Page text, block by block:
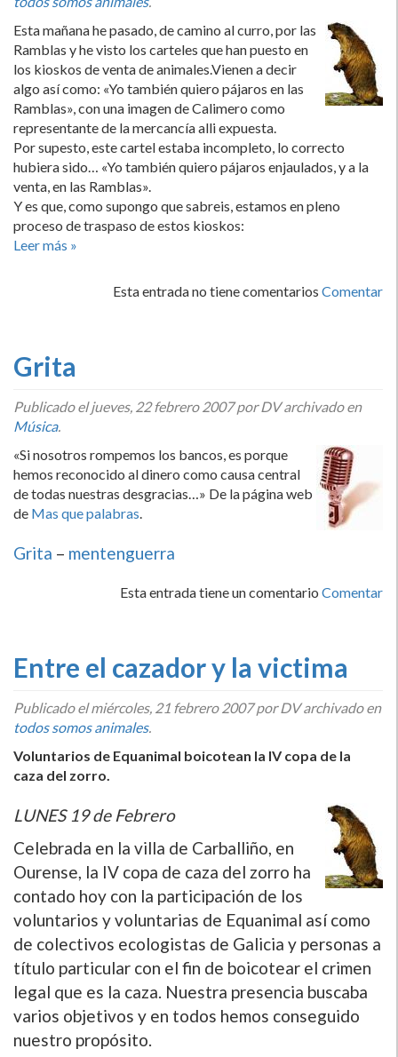
Esta mañana he pasado, de camino al curro, por las
Ramblas y he visto los carteles que han puesto en
los kioskos de venta de animales.Vienen a decir
algo así­ como: «Yo también quiero pájaros en las
Ramblas», con una imagen de Calimero como
representante de la mercancí­a alli expuesta.
Por supesto, este cartel estaba incompleto, lo correcto
hubiera sido… «Yo también quiero pájaros enjaulados, y a la
venta, en las Ramblas».
Y es que, como supongo que sabreis, estamos en pleno
proceso de traspaso de estos kioskos:
Leer más »
Esta entrada no tiene comentarios Comentar
Grita
Publicado eljueves, 22 febrero 2007por DV archivado en
Música.
«Si nosotros rompemos los bancos, es porque
hemos reconocido al dinero como causa central
de todas nuestras desgracias…» De la página web
de Mas que palabras.
Grita – mentenguerra
Esta entrada tiene un comentario Comentar
Entre el cazador y la victima
Publicado elmiércoles, 21 febrero 2007por DV archivado en
todos somos animales.
Voluntarios de Equanimal boicotean la IV copa de la
caza del zorro.
LUNES 19 de Febrero
Celebrada en la villa de Carballiño, en
Ourense, la IV copa de caza del zorro ha
contado hoy con la participación de los
voluntarios y voluntarias de Equanimal así­ como
de colectivos ecologistas de Galicia y personas a
tí­tulo particular con el fin de boicotear el crimen
legal que es la caza. Nuestra presencia buscaba
varios objetivos y en todos hemos conseguido
nuestro propósito.